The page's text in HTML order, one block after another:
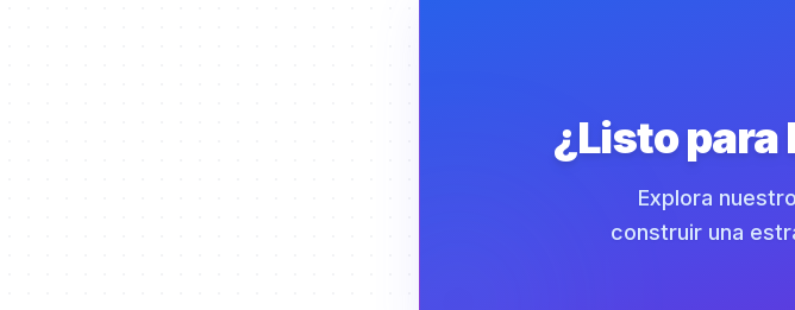
¿Listo para
Explora
construir una